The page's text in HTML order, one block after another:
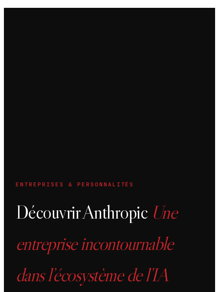
ENTREPRISES & PERSONNALITÉS
Découvrir Anthropic Une
entreprise incontournable
dans l’écosystème de l’IA